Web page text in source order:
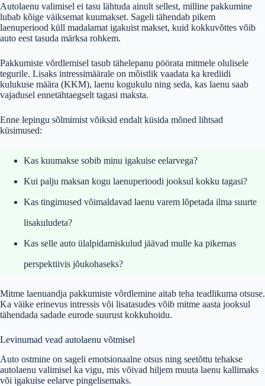
Autolaenu valimisel ei tasu lähtuda ainult sellest, milline pakkumine
lubab kõige väiksemat kuumakset. Sageli tähendab pikem
laenuperiood küll madalamat igakuist makset, kuid kokkuvõttes võib
auto eest tasuda märksa rohkem.
Pakkumiste võrdlemisel tasub tähelepanu pöörata mitmele olulisele
tegurile. Lisaks intressimäärale on mõistlik vaadata ka krediidi
kulukuse määra (KKM), laenu kogukulu ning seda, kas laenu saab
vajadusel ennetähtaegselt tagasi maksta.
Enne lepingu sõlmimist võiksid endalt küsida mõned lihtsad
küsimused:
Kas kuumakse sobib minu igakuise eelarvega?
Kui palju maksan kogu laenuperioodi jooksul kokku tagasi?
Kas tingimused võimaldavad laenu varem lõpetada ilma suurte
lisakuludeta?
Kas selle auto ülalpidamiskulud jäävad mulle ka pikemas
perspektiivis jõukohaseks?
Mitme laenuandja pakkumiste võrdlemine aitab teha teadlikuma otsuse.
Ka väike erinevus intressis või lisatasudes võib mitme aasta jooksul
tähendada sadade eurode suurust kokkuhoidu.
Levinumad vead autolaenu võtmisel
Auto ostmine on sageli emotsionaalne otsus ning seetõttu tehakse
autolaenu valimisel ka vigu, mis võivad hiljem muuta laenu kallimaks
või igakuise eelarve pingelisemaks.